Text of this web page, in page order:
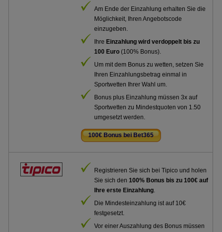
Am Ende der Einzahlung erhalten Sie die
Möglichkeit, Ihren Angebotscode
einzugeben.
Ihre Einzahlung wird verdoppelt bis zu
100 Euro (100% Bonus).
Um mit dem Bonus zu wetten, setzen Sie
Ihren Einzahlungsbetrag einmal in
Sportwetten Ihrer Wahl um.
Bonus plus Einzahlung müssen 3x auf
Sportwetten zu Mindestquoten von 1.50
umgesetzt werden.
100€ Bonus bei Bet365
Registrieren Sie sich bei Tipico und holen
Sie sich den100% Bonus bis zu 100€ auf
Ihre erste Einzahlung.
Die Mindesteinzahlung ist auf 10€
festgesetzt.
Vor einer Auszahlung des Bonus müssen